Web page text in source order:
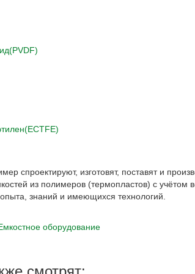
(PVDF)
(ECTFE)
спроектируют, изготовят, поставят и
из полимеров (термопластов) с учётом
знаний и имеющихся технологий.
оборудование